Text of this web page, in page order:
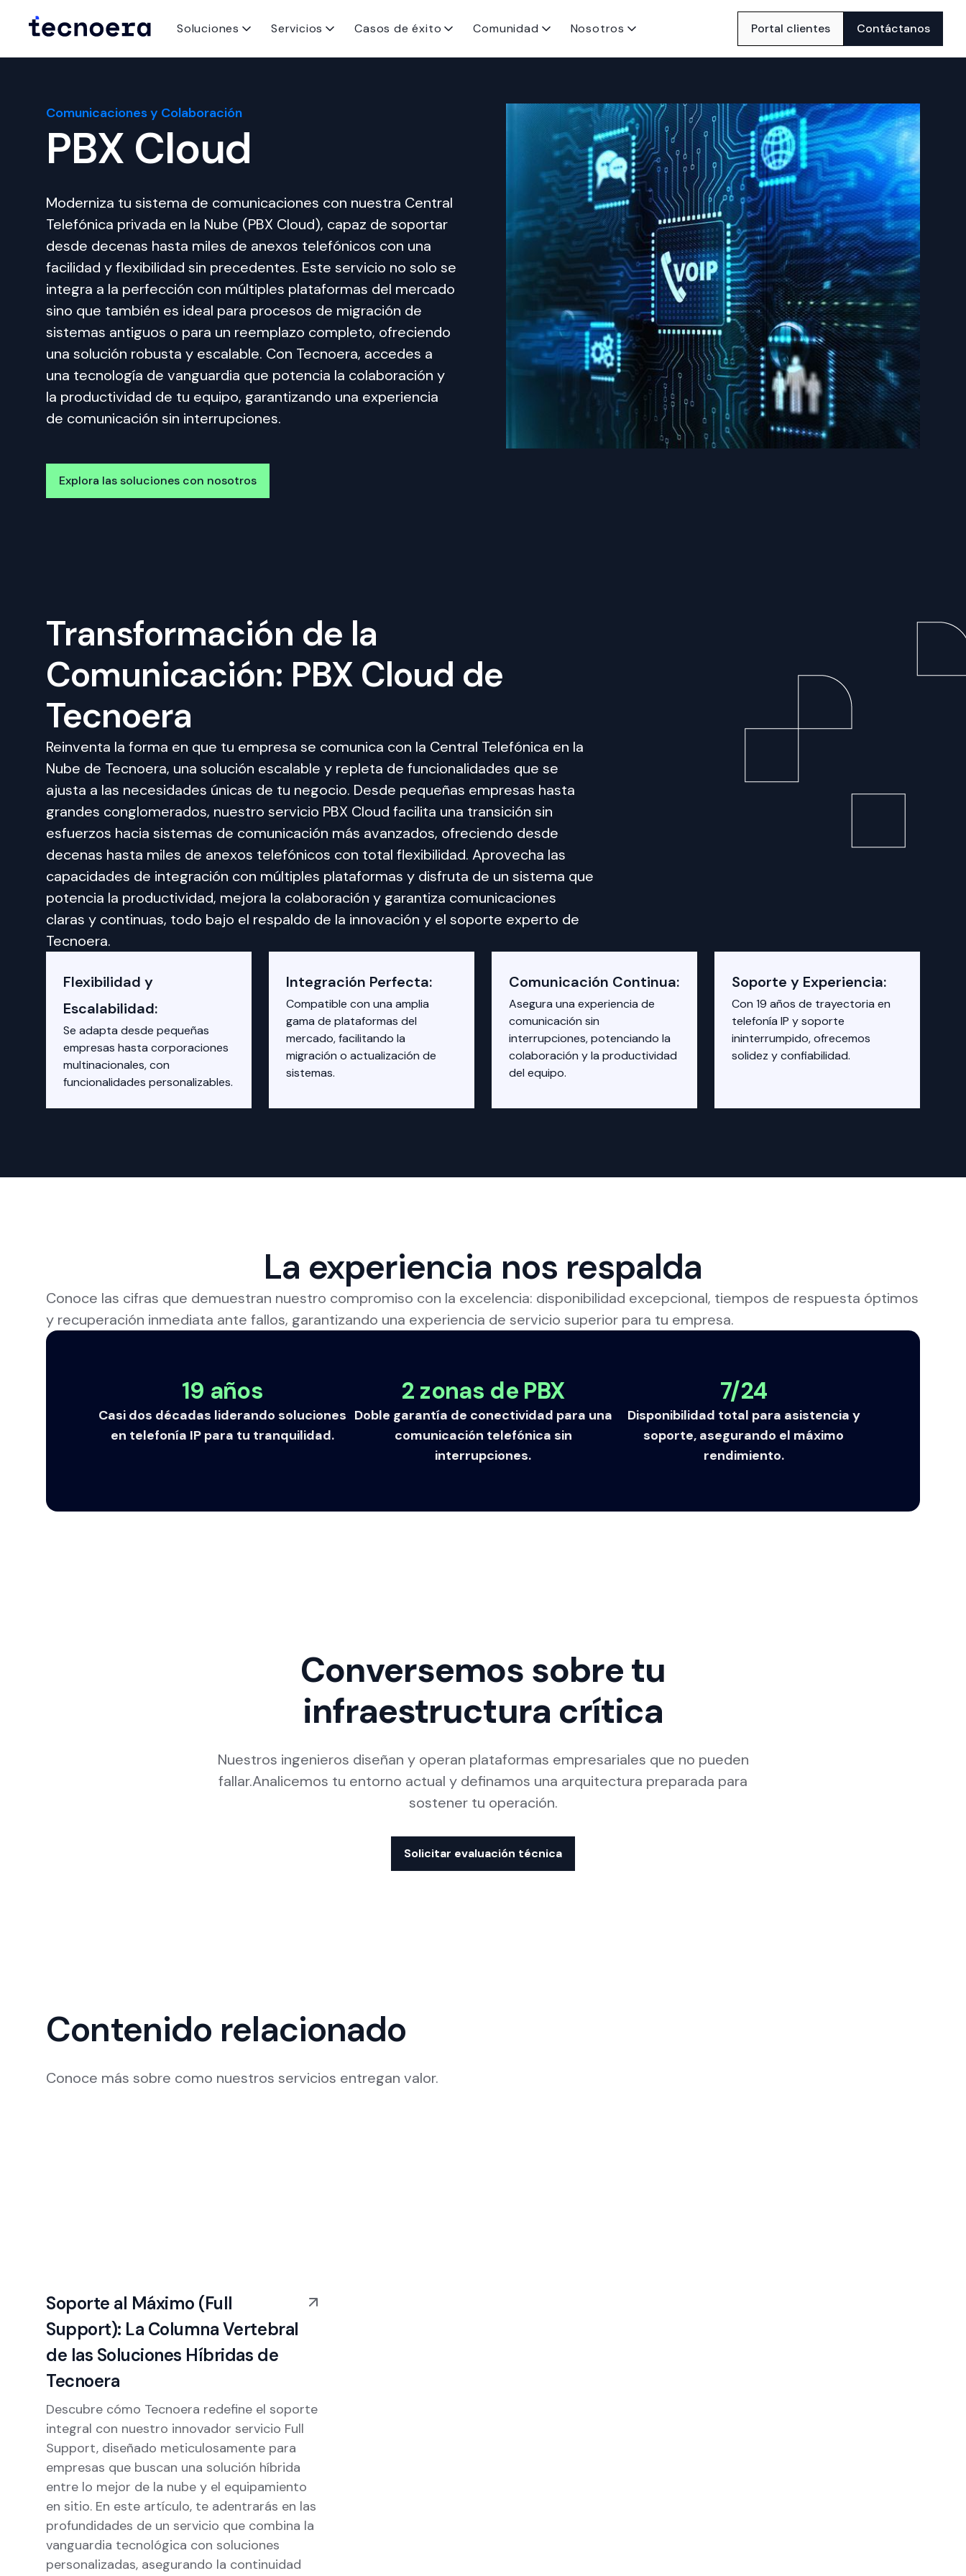
Soluciones Servicios Casos de éxito Comunidad Nosotros Portal clientes Contáctanos
Comunicaciones y Colaboración
PBX Cloud
Moderniza tu sistema de comunicaciones con nuestra Central
Telefónica privada en la Nube (PBX Cloud), capaz de soportar
desde decenas hasta miles de anexos telefónicos con una
facilidad y flexibilidad sin precedentes. Este servicio no solo se
integra a la perfección con múltiples plataformas del mercado
sino que también es ideal para procesos de migración de
sistemas antiguos o para un reemplazo completo, ofreciendo
una solución robusta y escalable. Con Tecnoera, accedes a
una tecnología de vanguardia que potencia la colaboración y
la productividad de tu equipo, garantizando una experiencia
de comunicación sin interrupciones.
Explora las soluciones con nosotros
Transformación de la
Comunicación: PBX Cloud de
Tecnoera
Reinventa la forma en que tu empresa se comunica con la Central Telefónica en la
Nube de Tecnoera, una solución escalable y repleta de funcionalidades que se
ajusta a las necesidades únicas de tu negocio. Desde pequeñas empresas hasta
grandes conglomerados, nuestro servicio PBX Cloud facilita una transición sin
esfuerzos hacia sistemas de comunicación más avanzados, ofreciendo desde
decenas hasta miles de anexos telefónicos con total flexibilidad. Aprovecha las
capacidades de integración con múltiples plataformas y disfruta de un sistema que
potencia la productividad, mejora la colaboración y garantiza comunicaciones
claras y continuas, todo bajo el respaldo de la innovación y el soporte experto de
Tecnoera.
Flexibilidad y
Escalabilidad:
Se adapta desde pequeñas
empresas hasta corporaciones
multinacionales, con
funcionalidades personalizables.
Integración Perfecta:
Compatible con una amplia
gama de plataformas del
mercado, facilitando la
migración o actualización de
sistemas.
Comunicación Continua:
Asegura una experiencia de
comunicación sin
interrupciones, potenciando la
colaboración y la productividad
del equipo.
Soporte y Experiencia:
Con 19 años de trayectoria en
telefonía IP y soporte
ininterrumpido, ofrecemos
solidez y confiabilidad.
La experiencia nos respalda
Conoce las cifras que demuestran nuestro compromiso con la excelencia: disponibilidad excepcional, tiempos de respuesta óptimos
y recuperación inmediata ante fallos, garantizando una experiencia de servicio superior para tu empresa.
19 años
Casi dos décadas liderando soluciones
en telefonía IP para tu tranquilidad.
2 zonas de PBX
Doble garantía de conectividad para una
comunicación telefónica sin
interrupciones.
7/24
Disponibilidad total para asistencia y
soporte, asegurando el máximo
rendimiento.
Conversemos sobre tu
infraestructura crítica
Nuestros ingenieros diseñan y operan plataformas empresariales que no pueden
fallar.Analicemos tu entorno actual y definamos una arquitectura preparada para
sostener tu operación.
Solicitar evaluación técnica
Contenido relacionado
Conoce más sobre como nuestros servicios entregan valor.
Soporte al Máximo (Full
Support): La Columna Vertebral
de las Soluciones Híbridas de
Tecnoera
Descubre cómo Tecnoera redefine el soporte
integral con nuestro innovador servicio Full
Support, diseñado meticulosamente para
empresas que buscan una solución híbrida
entre lo mejor de la nube y el equipamiento
en sitio. En este artículo, te adentrarás en las
profundidades de un servicio que combina la
vanguardia tecnológica con soluciones
personalizadas, asegurando la continuidad